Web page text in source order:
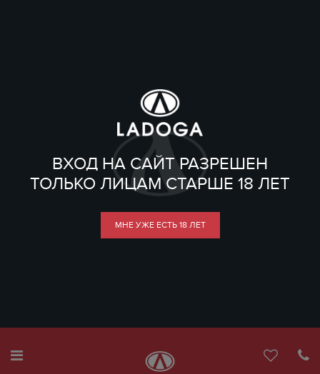
ВХОД НА САЙТ РАЗРЕШЕН
ТОЛЬКО ЛИЦАМ СТАРШЕ 18 ЛЕТ
МНЕ УЖЕ ЕСТЬ 18 ЛЕТ